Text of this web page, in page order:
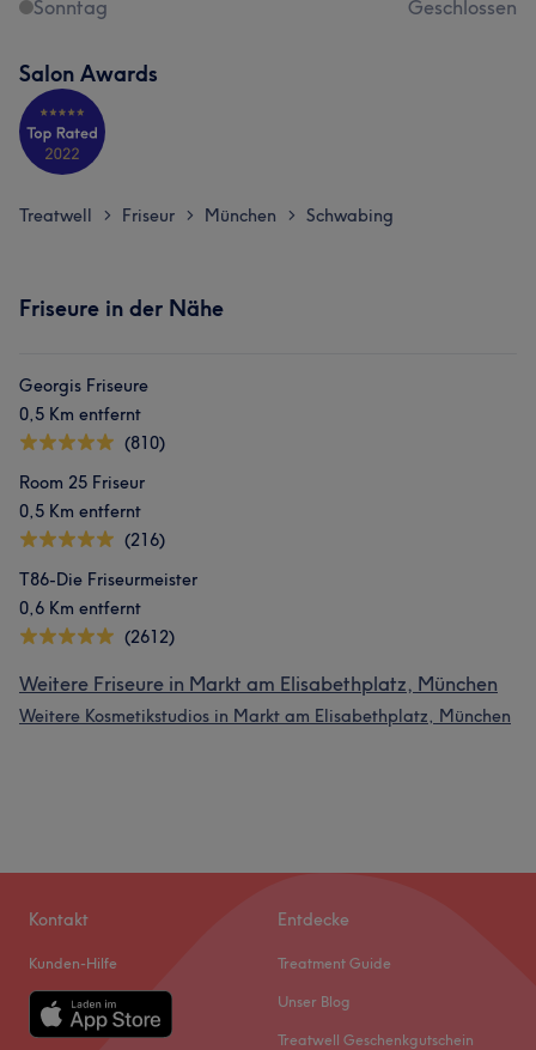
Sonntag
Geschlossen
Salon Awards
Treatwell > Friseur > München > Schwabing
Friseure in der Nähe
Georgis Friseure
0,5 Km entfernt
(810)
Room 25 Friseur
0,5 Km entfernt
(216)
T86-Die Friseurmeister
0,6 Km entfernt
(2612)
Weitere Friseure in Markt am Elisabethplatz, München
Weitere Kosmetikstudios in Markt am Elisabethplatz, München
Kontakt
Kunden-Hilfe
Entdecke
Treatment Guide
Unser Blog
Treatwell Geschenkgutschein